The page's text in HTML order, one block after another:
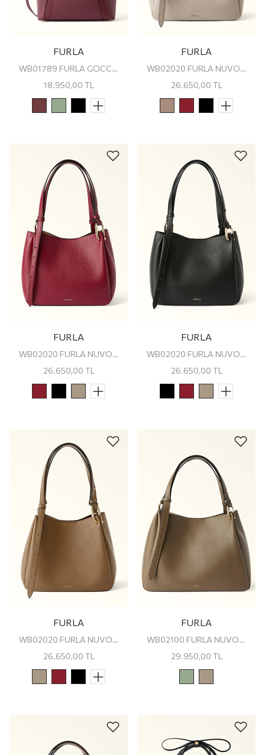
FURLA
WB01789 FURLA GOCCIA S TOTE
18.950,00 TL
FURLA
WB02020 FURLA NUVOLA M TOTE
26.650,00 TL
FURLA
WB02020 FURLA NUVOLA M TOTE
26.650,00 TL
FURLA
WB02020 FURLA NUVOLA M TOTE
26.650,00 TL
FURLA
WB02020 FURLA NUVOLA M TOTE
26.650,00 TL
FURLA
WB02100 FURLA NUVOLA L TOTE
29.950,00 TL